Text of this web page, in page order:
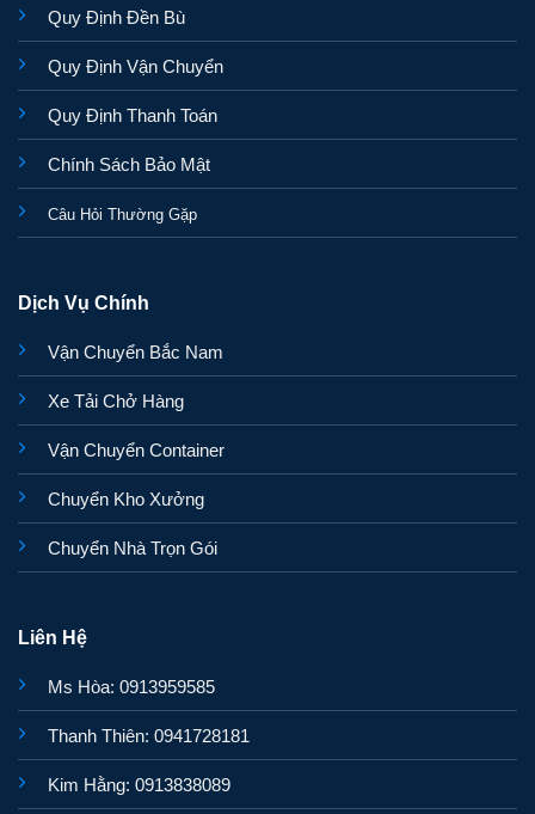
Quy Định Đền Bù
Quy Định Vận Chuyển
Quy Định Thanh Toán
Chính Sách Bảo Mật
Câu Hỏi Thường Gặp
Dịch Vụ Chính
Vận Chuyển Bắc Nam
Xe Tải Chở Hàng
Vận Chuyển Container
Chuyển Kho Xưởng
Chuyển Nhà Trọn Gói
Liên Hệ
Ms Hòa: 0913959585
Thanh Thiên: 0941728181
Kim Hằng: 0913838089